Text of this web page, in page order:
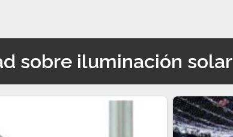
sobre iluminación solar